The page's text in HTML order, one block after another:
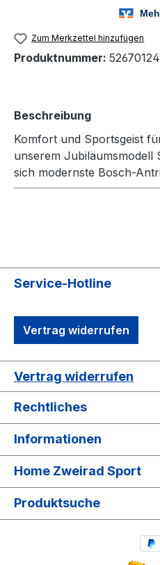
Zum Merkzettel hinzufügen
Produktnummer:
Beschreibung
Komfort und Sportsgeist
unserem Jubiläumsmodell
sich modernste Bosch-
Service-Hotline
Vertrag widerrufen
Vertrag widerrufen
Rechtliches
Informationen
Home Zweirad Sport
Produktsuche